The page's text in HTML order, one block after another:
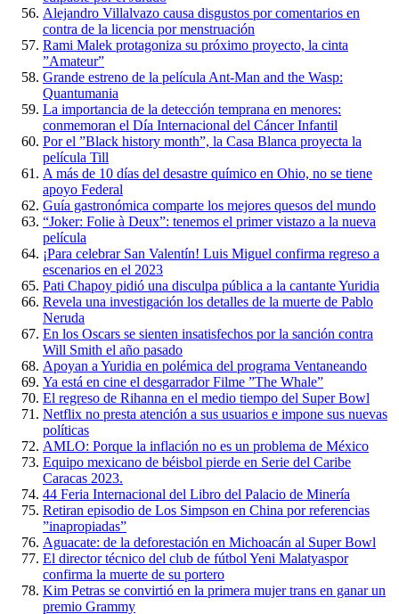
Alejandro Villalvazo causa disgustos por comentarios en
contra de la licencia por menstruación
Rami Malek protagoniza su próximo proyecto, la cinta
”Amateur”
Grande estreno de la película Ant-Man and the Wasp:
Quantumania
La importancia de la detección temprana en menores:
conmemoran el Día Internacional del Cáncer Infantil
Por el ”Black history month”, la Casa Blanca proyecta la
película Till
A más de 10 días del desastre químico en Ohio, no se tiene
apoyo Federal
Guía gastronómica comparte los mejores quesos del mundo
“Joker: Folie à Deux”: tenemos el primer vistazo a la nueva
película
¡Para celebrar San Valentín! Luis Miguel confirma regreso a
escenarios en el 2023
Pati Chapoy pidió una disculpa pública a la cantante Yuridia
Revela una investigación los detalles de la muerte de Pablo
Neruda
En los Oscars se sienten insatisfechos por la sanción contra
Will Smith el año pasado
Apoyan a Yuridia en polémica del programa Ventaneando
Ya está en cine el desgarrador Filme ”The Whale”
El regreso de Rihanna en el medio tiempo del Super Bowl
Netflix no presta atención a sus usuarios e impone sus nuevas
políticas
AMLO: Porque la inflación no es un problema de México
Equipo mexicano de béisbol pierde en Serie del Caribe
Caracas 2023.
44 Feria Internacional del Libro del Palacio de Minería
Retiran episodio de Los Simpson en China por referencias
”inapropiadas”
Aguacate: de la deforestación en Michoacán al Super Bowl
El director técnico del club de fútbol Yeni Malatyaspor
confirma la muerte de su portero
Kim Petras se convirtió en la primera mujer trans en ganar un
premio Grammy